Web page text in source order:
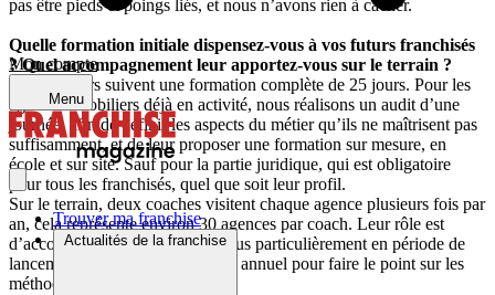
Mon compte
Menu
Trouver ma franchise
Actualités de la franchise
pas être pieds et poings liés, et nous n’avons rien à cacher.
Quelle formation initiale dispensez-vous à vos futurs franchisés
? Quel accompagnement leur apportez-vous sur le terrain ?
Les créateurs suivent une formation complète de 25 jours. Pour les
agents immobiliers déjà en activité, nous réalisons un audit d’une
journée, afin de définir les aspects du métier qu’ils ne maîtrisent pas
suffisamment, et de leur proposer une formation sur mesure, en
école et sur site. Sauf pour la partie juridique, qui est obligatoire
pour tous les franchisés, quel que soit leur profil.
Sur le terrain, deux coaches visitent chaque agence plusieurs fois par
an, cela représente environ 30 agences par coach. Leur rôle est
d’accompagner les franchisés, plus particulièrement en période de
lancement, et de réaliser un audit annuel pour faire le point sur les
méthodes et la règlementation.